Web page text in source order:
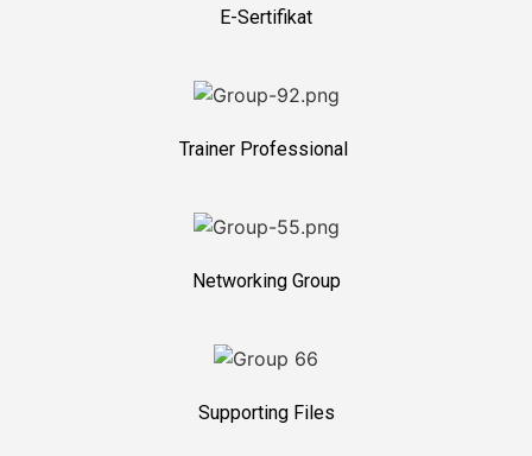
E-Sertifikat
Trainer Professional
Networking Group
Supporting Files